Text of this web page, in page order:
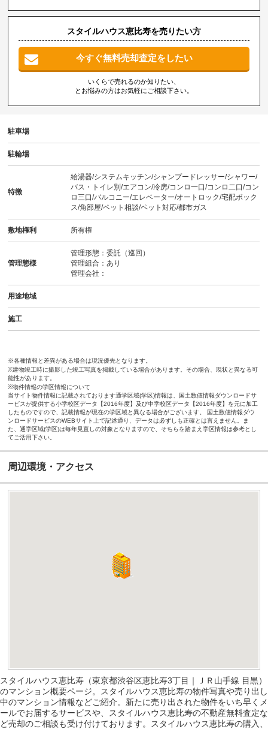
スタイルハウス恵比寿を売りたい方
今すぐ無料売却査定をしたい
いくらで売れるのか知りたい、
とお悩みの方はお気軽にご相談下さい。
駐車場
駐輪場
特徴
給湯器/システムキッチン/シャンプードレッサー/シャワー/
バス・トイレ別/エアコン/冷房/コンロ一口/コンロ二口/コン
ロ三口/バルコニー/エレベーター/オートロック/宅配ボック
ス/角部屋/ペット相談/ペット対応/都市ガス
敷地権利 所有権
管理態様
管理形態：委託（巡回）
管理組合：あり
管理会社：
用途地域
施工
※各種情報と差異がある場合は現況優先となります。
※建物竣工時に撮影した竣工写真を掲載している場合があります。その場合、現状と異なる可
能性があります。
※物件情報の学区情報について
当サイト物件情報に記載されております通学区域(学区)情報は、国土数値情報ダウンロードサ
ービスが提供する小学校区データ【2016年度】及び中学校区データ【2016年度】を元に加工
したものですので、記載情報が現在の学区域と異なる場合がございます。 国土数値情報ダウ
ンロードサービスのWEBサイト上で記述通り、データは必ずしも正確とは言えません。ま
た、通学区域(学区)は毎年見直しの対象となりますので、そちらを踏まえ学区情報は参考とし
てご活用下さい。
周辺環境・アクセス
スタイルハウス恵比寿（東京都渋谷区恵比寿3丁目｜ＪＲ山手線 目黒）
のマンション概要ページ。スタイルハウス恵比寿の物件写真や売り出し
中のマンション情報などご紹介。新たに売り出された物件をいち早くメ
ールでお届するサービスや、スタイルハウス恵比寿の不動産無料査定な
ど売却のご相談も受け付けております。スタイルハウス恵比寿の購入、